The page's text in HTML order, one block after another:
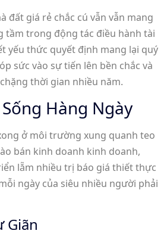
đất giá rẻ chắc cú vẫn vẫn mang
tầm trong động tác điều hành tài
yếu thức quyết định mang lại quý
sức vào sự tiến lên bền chắc và
thời gian nhiều năm.
Hàng Ngày
ở môi trường xung quanh teo
bán kinh doanh kinh doanh,
lẵm nhiều trị báo giá thiết thực
ngày của siêu nhiều người phải
Giãn